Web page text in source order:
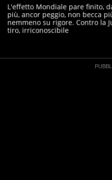
L'effetto Mondiale pare finito,
più, ancor peggio, non becca
nemmeno su rigore. Contro la
tiro, irriconoscibile